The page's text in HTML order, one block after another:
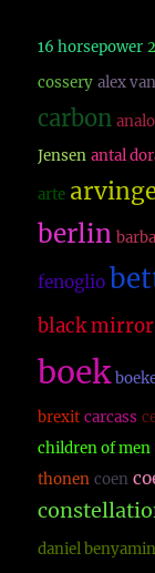
16 horsepower
cossery alex
carbon
Jensen antal
arte
berlin
fenoglio
black mirror
boek
brexit carcass
children of men
thonen coen
daniel benyamin